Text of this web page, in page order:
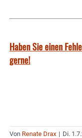
Haben Sie einen
gerne!
Von Renate Drax | Di.